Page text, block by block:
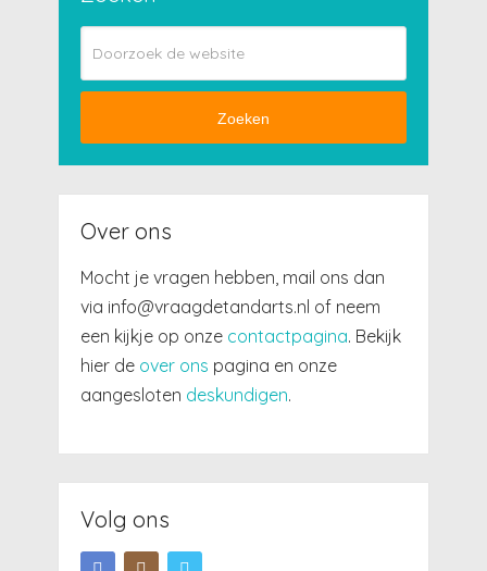
Zoeken
Over ons
Mocht je vragen hebben, mail ons dan
via info@vraagdetandarts.nl of neem
een kijkje op onze contactpagina. Bekijk
hier de over ons pagina en onze
aangesloten deskundigen.
Volg ons